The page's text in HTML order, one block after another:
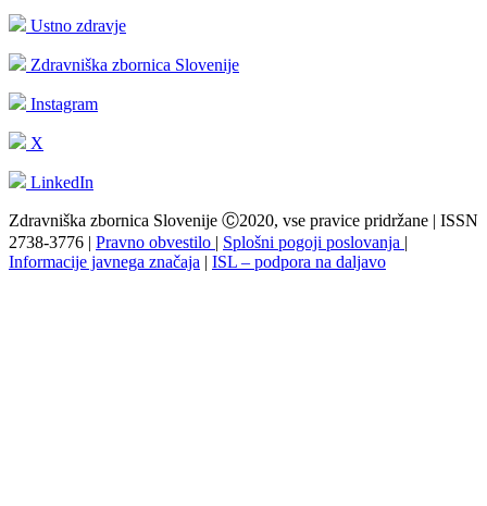
Ustno zdravje
Zdravniška zbornica Slovenije
Instagram
X
LinkedIn
Zdravniška zbornica Slovenije Ⓒ2020, vse pravice pridržane | ISSN
2738-3776 | Pravno obvestilo | Splošni pogoji poslovanja |
Informacije javnega značaja | ISL – podpora na daljavo